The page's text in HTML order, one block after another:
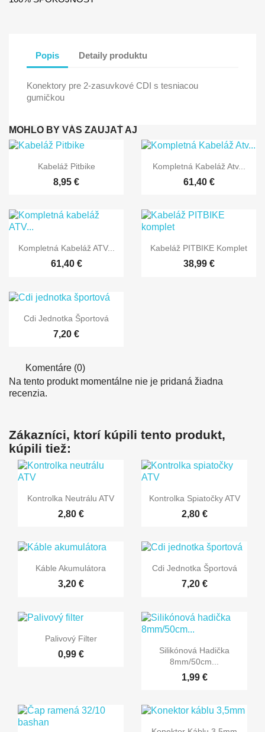
Popis Detaily produktu
Konektory pre 2-zasuvkové CDI s tesniacou
gumičkou
MOHLO BY VÁS ZAUJAŤ AJ
 Rýchly náhľad
Kabeláž Pitbike
8,95 €
 Rýchly náhľad
Kompletná Kabeláž Atv...
61,40 €
 Rýchly náhľad
Kompletná Kabeláž ATV...
61,40 €
 Rýchly náhľad
Kabeláž PITBIKE Komplet
38,99 €
 Rýchly náhľad
Cdi Jednotka Športová
7,20 €
Komentáre (0)
Na tento produkt momentálne nie je pridaná žiadna
recenzia.
Zákazníci, ktorí kúpili tento produkt,
kúpili tiež:
 Rýchly náhľad
Kontrolka Neutrálu ATV
2,80 €
 Rýchly náhľad
Kontrolka Spiatočky ATV
2,80 €
 Rýchly náhľad
Káble Akumulátora
3,20 €
 Rýchly náhľad
Cdi Jednotka Športová
7,20 €
Rýchly náhľad
Palivový Filter
0,99 €  Rýchly náhľad
Silikónová Hadička
8mm/50cm...
1,99 €
Rýchly náhľad